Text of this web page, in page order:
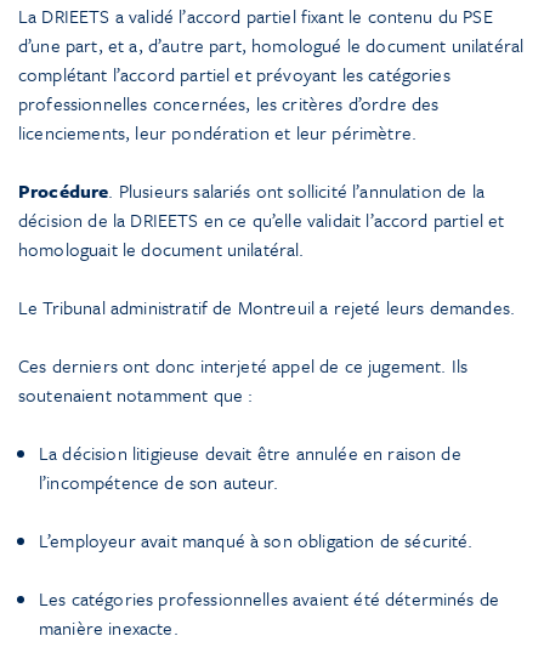
La DRIEETS a validé l’accord partiel fixant le contenu du PSE
d’une part, et a, d’autre part, homologué le document unilatéral
complétant l’accord partiel et prévoyant les catégories
professionnelles concernées, les critères d’ordre des
licenciements, leur pondération et leur périmètre.
Procédure. Plusieurs salariés ont sollicité l’annulation de la
décision de la DRIEETS en ce qu’elle validait l’accord partiel et
homologuait le document unilatéral.
Le Tribunal administratif de Montreuil a rejeté leurs demandes.
Ces derniers ont donc interjeté appel de ce jugement. Ils
soutenaient notamment que :
La décision litigieuse devait être annulée en raison de
l’incompétence de son auteur.
L’employeur avait manqué à son obligation de sécurité.
Les catégories professionnelles avaient été déterminés de
manière inexacte.